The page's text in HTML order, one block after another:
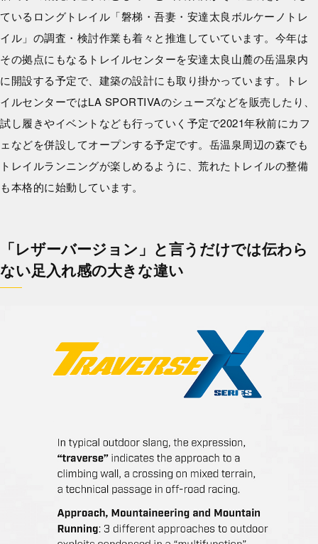
ているロングトレイル「磐梯・吾妻・安達太良ボルケーノトレ
イル」の調査・検討作業も着々と推進していています。今年は
その拠点にもなるトレイルセンターを安達太良山麓の岳温泉内
に開設する予定で、建築の設計にも取り掛かっています。トレ
イルセンターではLA SPORTIVAのシューズなどを販売したり、
試し履きやイベントなども行っていく予定で2021年秋前にカフ
ェなどを併設してオープンする予定です。岳温泉周辺の森でも
トレイルランニングが楽しめるように、荒れたトレイルの整備
も本格的に始動しています。
「レザーバージョン」と言うだけでは伝わら
ない足入れ感の大きな違い